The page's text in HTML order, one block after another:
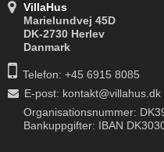
VillaHus
Marielundvej 45D
DK-2730 Herlev
Danmark
Telefon: +45 6915 8085
E-post: kontakt@villahus.dk
Organisationsnummer:
Bankuppgifter: IBAN